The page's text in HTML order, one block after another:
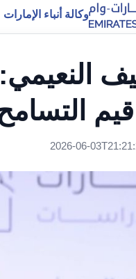
وكالة أنباء الإمارات
2026-06-